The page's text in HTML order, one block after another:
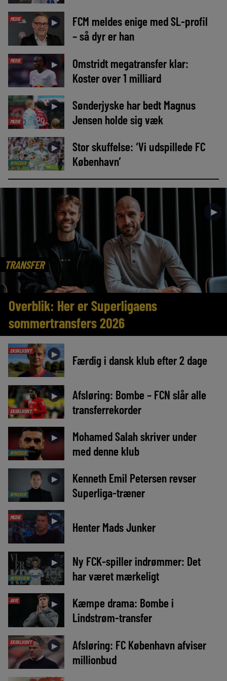
MEDIE ►
FCM meldes enige med SL-profil
– så dyr er han
MEDIE ►
Omstridt megatransfer klar:
Koster over 1 milliard
MEDIE
►
Sønderjyske har bedt Magnus
Jensen holde sig væk
NYHEDER
►
Stor skuffelse: ‘Vi udspillede FC
København’
TRANSFER
►
Overblik: Her er Superligaens
sommertransfers 2026
EKSKLUSIVT ► Færdig i dansk klub efter 2 dage
EKSKLUSIVT
►
Afsløring: Bombe – FCN slår alle
transferrekorder
NYHEDER
►
Mohamed Salah skriver under
med denne klub
NYHEDER
►
Kenneth Emil Petersen revser
Superliga-træner
MEDIE ► Henter Mads Junker
INTERVIEW
►
Ny FCK-spiller indrømmer: Det
har været mærkeligt
AVIS ►
Kæmpe drama: Bombe i
Lindstrøm-transfer
EKSKLUSIVT ►
Afsløring: FC København afviser
millionbud